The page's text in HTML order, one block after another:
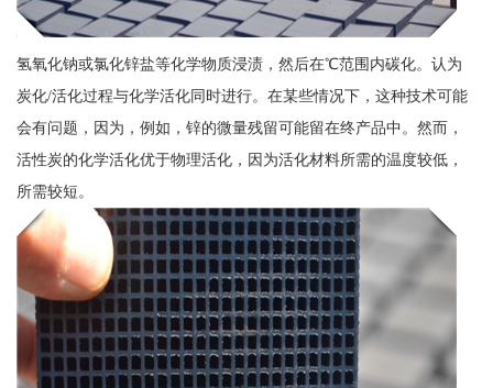
氢氧化钠或氯化锌盐等化学物质浸渍，然后在℃范围内碳化。认为
炭化/活化过程与化学活化同时进行。在某些情况下，这种技术可能
会有问题，因为，例如，锌的微量残留可能留在终产品中。然而，
活性炭的化学活化优于物理活化，因为活化材料所需的温度较低，
所需较短。